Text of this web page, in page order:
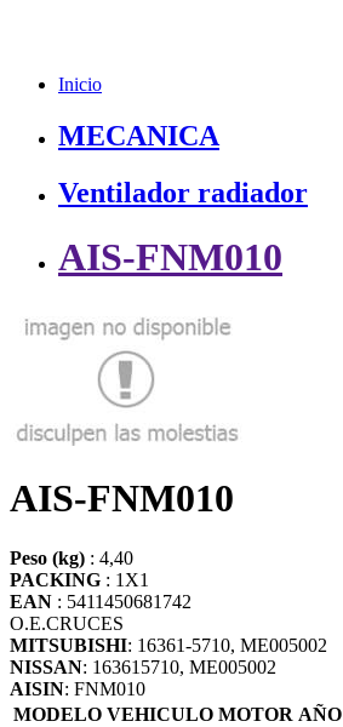
Inicio
MECANICA
Ventilador radiador
AIS-FNM010
AIS-FNM010
Peso (kg) : 4,40
PACKING : 1X1
EAN : 5411450681742
O.E.CRUCES
MITSUBISHI: 16361-5710, ME005002
NISSAN: 163615710, ME005002
AISIN: FNM010
MODELO VEHICULO MOTOR AÑO